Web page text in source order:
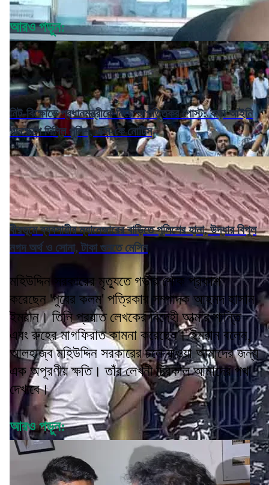
আরও পড়ুন:
নিট-বিক্ষোভে প্রধানমন্ত্রীকে নিয়ে আপত্তিকর পোস্ট: কড়া আইনি
পদক্ষেপে দিল্লি পুলিশ, এক্স-কে নোটিস
বীরভূমে ব্যবসায়ীর ম্যানেজারের বাড়িতে পুলিশের হানা, উদ্ধার বিপুল
নগদ অর্থ ও সোনা, টাকা গুনতে মেসিন
মহিউদ্দিন সরকারের মৃত্যুতে গভীর শোক প্রকাশ
করেছেন 'পুবের কলম' পত্রিকার সম্পাদক আহমদ হাসান
ইমরান। তিনি প্রয়াত লেখকের বিদেহী আত্মার শান্তি
এবং রুহের মাগফিরাত কামনা করেছেন। ইমরান বলেন,
আলহাজ্ব মহিউদ্দিন সরকারের চলে যাওয়া আমাদের জন্য
এক অপূরণীয় ক্ষতি। তাঁর লেখনী চিরকাল আমাদের পথ
দেখাবে।
আরও পড়ুন: